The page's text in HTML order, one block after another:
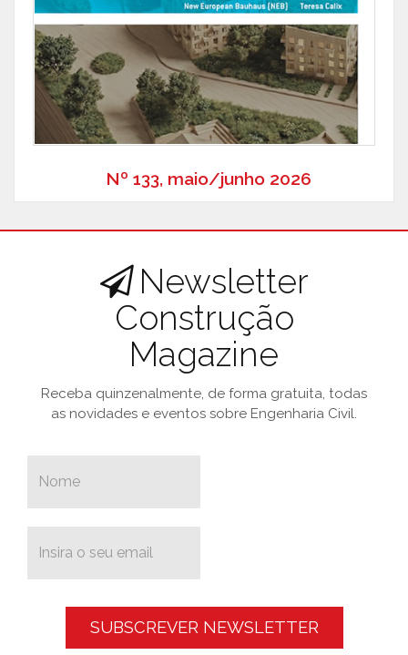
Nº 133, maio/junho 2026
Newsletter
Construção
Magazine
Receba quinzenalmente, de forma gratuita, todas
as novidades e eventos sobre Engenharia Civil.
SUBSCREVER NEWSLETTER